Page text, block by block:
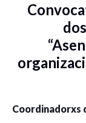
Coordinadorxs